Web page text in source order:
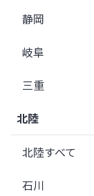
静岡
岐阜
三重
北陸
北陸すべて
石川